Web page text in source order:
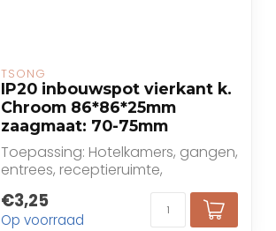
TSONG
IP20 inbouwspot vierkant k.
Chroom 86*86*25mm
zaagmaat: 70-75mm
Toepassing: Hotelkamers, gangen,
entrees, receptieruimte,
restaurants, bars, caf...
€3,25
Op voorraad